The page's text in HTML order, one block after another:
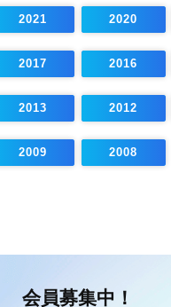
2021 2020
2017 2016
2013 2012
2009 2008
会員募集中！